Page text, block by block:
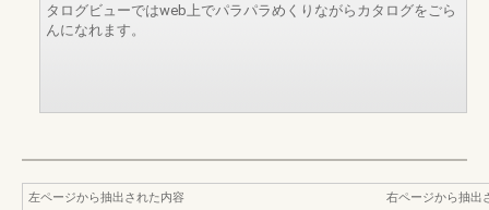
タログビューではweb上でパラパラめくりながらカタログをごら
んになれます。
左ページから抽出された内容
右ページから抽出